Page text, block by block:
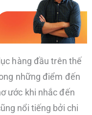
hàng đầu trên thế
những điểm đến
ước khi nhắc đến
nổi tiếng bởi chi